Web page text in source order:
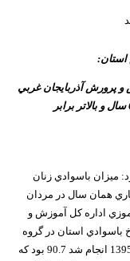
استان:
پرورش آذربايجان غربي
گفت: درصد باسوادي ساکنان استان در گروه سني 6 سال و بالاتر برابر
ميزان باسوادي زنان
اساس سرشماري همان سال در مردان
سواد آموزي اداره کل آموزش و
باسوادي استان در گروه
سني 10 تا 49 سال براساس سرشماري که در سال 1395 انجام شد 90.7 بود که